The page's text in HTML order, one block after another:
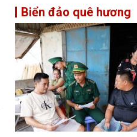
Biển đảo quê hương